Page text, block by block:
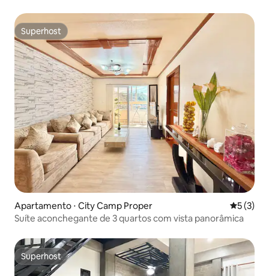
Superhost
Superhost
Apartamento ⋅ City Camp Proper 5 de
5 (3)
Suíte aconchegante de 3 quartos com vista panorâmica
Superhost
Superhost